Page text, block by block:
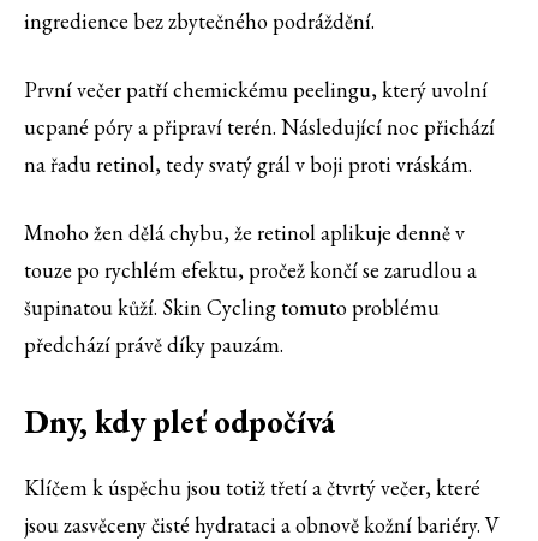
ingredience bez zbytečného podráždění.
První večer patří chemickému peelingu, který uvolní
ucpané póry a připraví terén. Následující noc přichází
na řadu retinol, tedy svatý grál v boji proti vráskám.
Mnoho žen dělá chybu, že retinol aplikuje denně v
touze po rychlém efektu, pročež končí se zarudlou a
šupinatou kůží. Skin Cycling tomuto problému
předchází právě díky pauzám.
Dny, kdy pleť odpočívá
Klíčem k úspěchu jsou totiž třetí a čtvrtý večer, které
jsou zasvěceny čisté hydrataci a obnově kožní bariéry. V